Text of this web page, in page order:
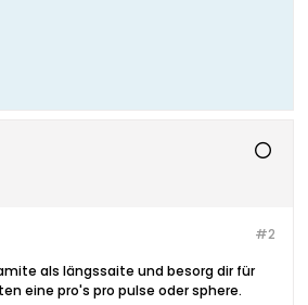
#2
als längssaite und besorg dir für
eine pro's pro pulse oder sphere.